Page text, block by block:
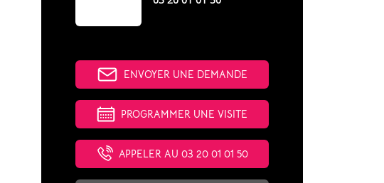
ENVOYER UNE DEMANDE
PROGRAMMER UNE VISITE
APPELER AU 03 20 01 01 50